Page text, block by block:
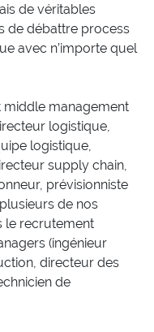
de véritables
de débattre process
avec n’importe quel
management
logistique,
logistique,
supply chain,
prévisionniste
de nos
le recrutement
(ingénieur
directeur des
de